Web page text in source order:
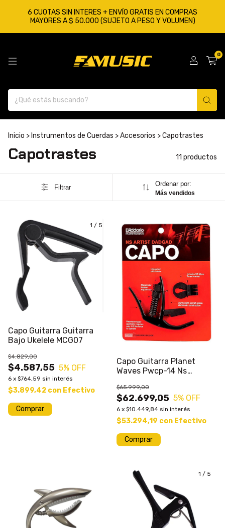
6 CUOTAS SIN INTERES + ENVÍO GRATIS EN COMPRAS
MAYORES A $ 50.000 (SUJETO A PESO Y VOLUMEN)
0
Inicio > Instrumentos de Cuerdas >Accesorios >Capotrastes
Capotrastes 11 productos
Filtrar Ordenar por:
Más vendidos
1 / 5
Capo Guitarra Guitarra
Bajo Ukelele MCG07
$4.587,55
$4.829,00
5% OFF
6 x $764,59 sin interés
$3.899,42 con Efectivo
Comprar
Capo Guitarra Planet
Waves Pwcp-14 Ns
$62.699,05
$65.999,00
5% OFF
6 x $10.449,84 sin interés
$53.294,19 con Efectivo
1 / 5